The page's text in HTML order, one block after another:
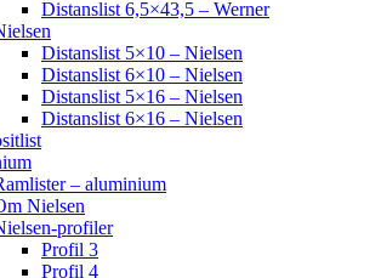
Distanslist 6,5×43,5 – Werner
Distanslist 5×10 – Nielsen
Distanslist 6×10 – Nielsen
Distanslist 5×16 – Nielsen
Distanslist 6×16 – Nielsen
– aluminium
Nielsen
profiler
Profil 3
Profil 4